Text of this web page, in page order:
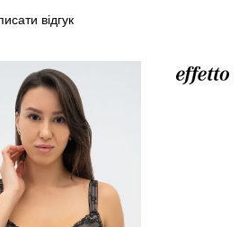
відгук